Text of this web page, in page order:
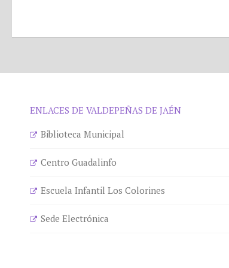
ENLACES DE VALDEPEÑAS DE JAÉN
Biblioteca Municipal
Centro Guadalinfo
Escuela Infantil Los Colorines
Sede Electrónica